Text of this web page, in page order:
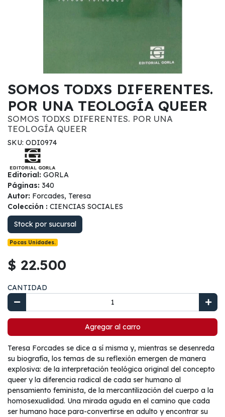
SOMOS TODXS DIFERENTES.
POR UNA TEOLOGÍA QUEER
SOMOS TODXS DIFERENTES. POR UNA
TEOLOGÍA QUEER
SKU: ODI0974
Editorial: GORLA
Páginas: 340
Autor: Forcades, Teresa
Colección : CIENCIAS SOCIALES
Stock por sucursal
Pocas Unidades.
$ 22.500
CANTIDAD
Agregar al carro
Teresa Forcades se dice a sí misma y, mientras se desenreda
su biografía, los temas de su reflexión emergen de manera
explosiva: de la interpretación teológica original del concepto
queer y la diferencia radical de cada ser humano al
pensamiento feminista, de la mercantilización del cuerpo a la
homosexualidad. Una mirada aguda en el camino que cada
ser humano hace para-convertirse en adulto y encontrar su